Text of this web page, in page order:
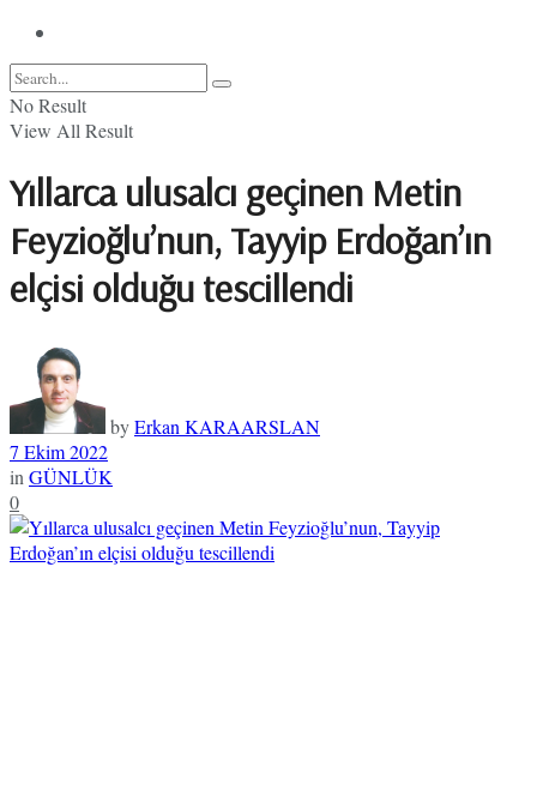
No Result
View All Result
Yıllarca ulusalcı geçinen Metin
Feyzioğlu’nun, Tayyip Erdoğan’ın
elçisi olduğu tescillendi
byErkan KARAARSLAN
7 Ekim 2022
in GÜNLÜK
0